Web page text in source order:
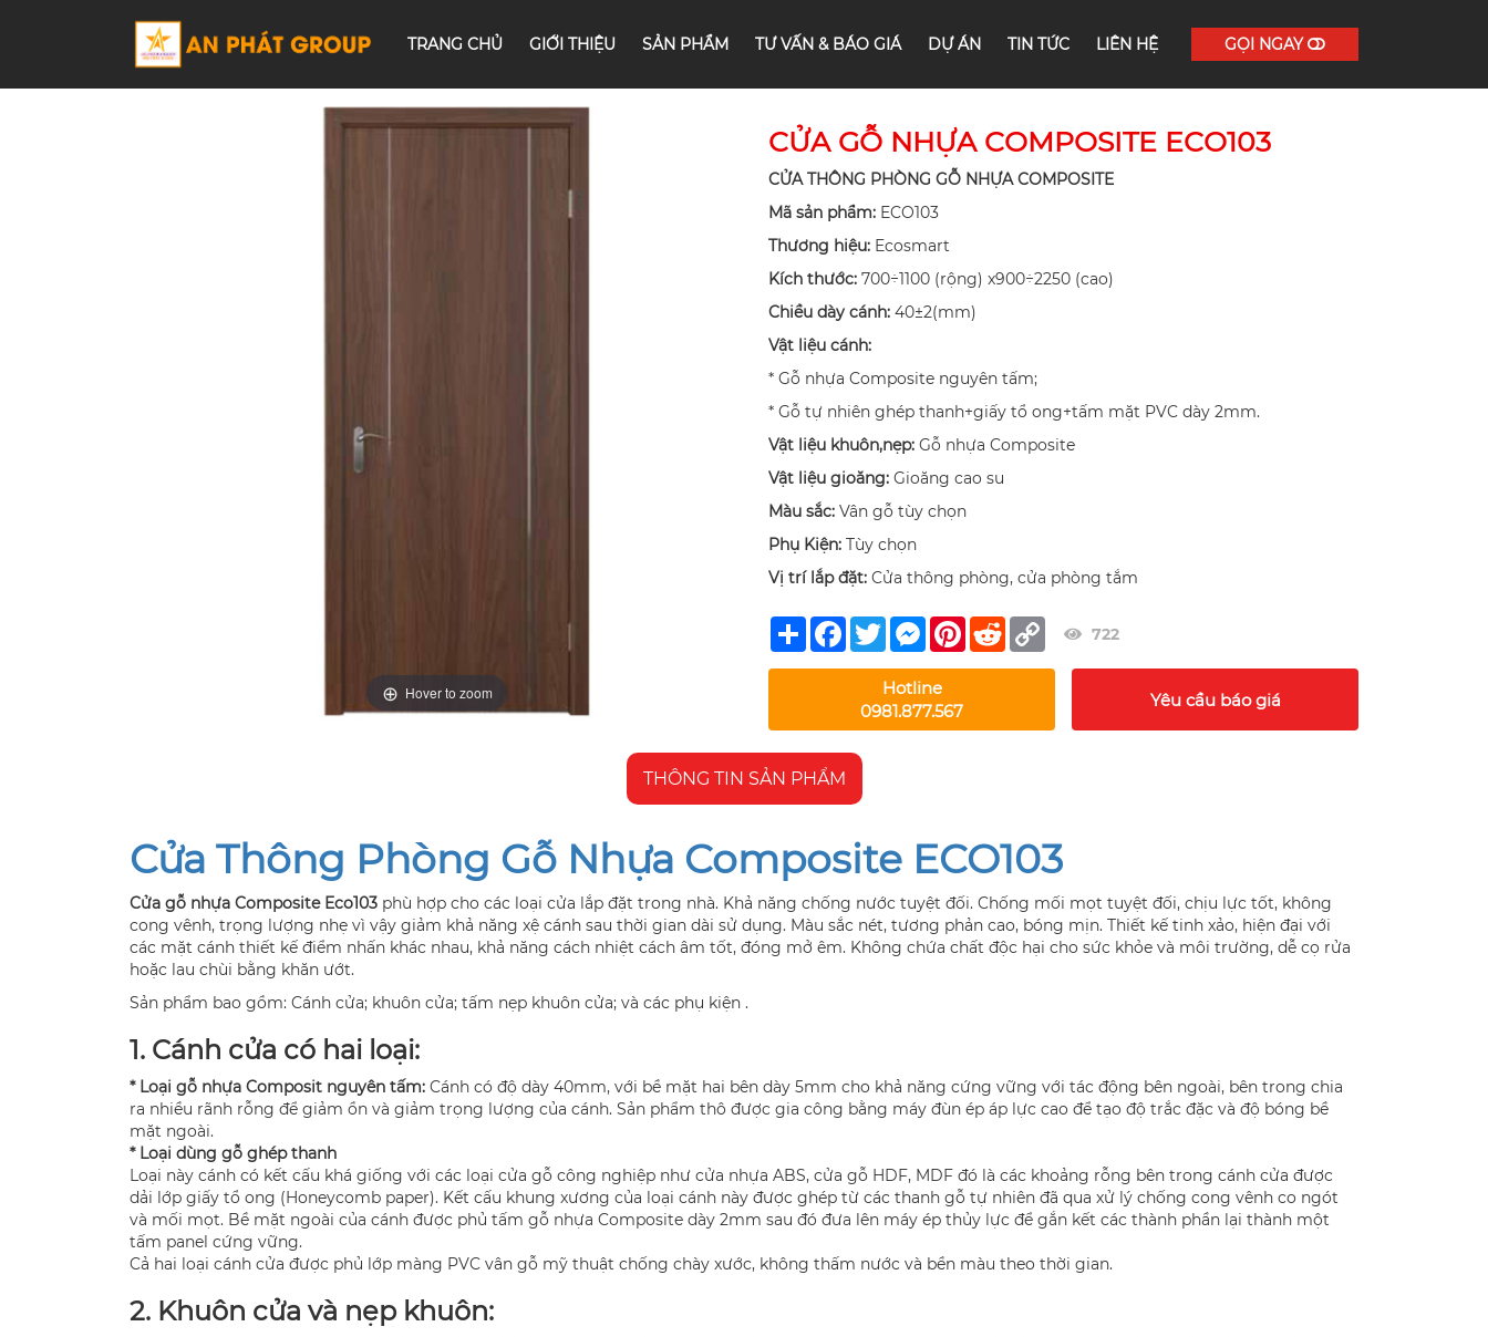
TRANG CHỦ GIỚI THIỆU SẢN PHẨM TƯ VẤN & BÁO GIÁ DỰ ÁN TIN TỨC LIÊN HỆ GỌI NGAY
Hover to zoom
CỬA GỖ NHỰA COMPOSITE ECO103
CỬA THÔNG PHÒNG GỖ NHỰA COMPOSITE
Mã sản phẩm: ECO103
Thương hiệu: Ecosmart
Kích thước:700÷1100 (rộng) x900÷2250 (cao)
Chiều dày cánh:40±2(mm)
Vật liệu cánh:
* Gỗ nhựa Composite nguyên tấm;
* Gỗ tự nhiên ghép thanh+giấy tổ ong+tấm mặt PVC dày 2mm.
Vật liệu khuôn,nẹp: Gỗ nhựa Composite
Vật liệu gioăng: Gioăng cao su
Màu sắc: Vân gỗ tùy chọn
Phụ Kiện: Tùy chọn
Vị trí lắp đặt: Cửa thông phòng, cửa phòng tắm
ShareFacebook
TwitterMessenger
Pinterest
Reddit Copy
Link
722
Hotline
0981.877.567
Yêu cầu báo giá
THÔNG TIN SẢN PHẨM
Cửa Thông Phòng Gỗ Nhựa Composite ECO103
Cửa gỗ nhựa Composite Eco103 phù hợp cho các loại cửa lắp đặt trong nhà. Khả năng chống nước tuyệt đối. Chống mối mọt tuyệt đối, chịu lực tốt, không
cong vênh, trọng lượng nhẹ vì vậy giảm khả năng xệ cánh sau thời gian dài sử dụng. Màu sắc nét, tương phản cao, bóng mịn. Thiết kế tinh xảo, hiện đại với
các mặt cánh thiết kế điểm nhấn khác nhau, khả năng cách nhiệt cách âm tốt, đóng mở êm. Không chứa chất độc hại cho sức khỏe và môi trường, dễ cọ rửa
hoặc lau chùi bằng khăn ướt.
Sản phẩm bao gồm: Cánh cửa; khuôn cửa; tấm nẹp khuôn cửa; và các phụ kiện .
1. Cánh cửa có hai loại:
* Loại gỗ nhựa Composit nguyên tấm: Cánh có độ dày 40mm, với bề mặt hai bên dày 5mm cho khả năng cứng vững với tác động bên ngoài, bên trong chia
ra nhiều rãnh rỗng để giảm ồn và giảm trọng lượng của cánh. Sản phẩm thô được gia công bằng máy đùn ép áp lực cao để tạo độ trắc đặc và độ bóng bề
mặt ngoài.
* Loại dùng gỗ ghép thanh
Loại này cánh có kết cấu khá giống với các loại cửa gỗ công nghiệp như cửa nhựa ABS, cửa gỗ HDF, MDF đó là các khoảng rỗng bên trong cánh cửa được
dải lớp giấy tổ ong (Honeycomb paper). Kết cấu khung xương của loại cánh này được ghép từ các thanh gỗ tự nhiên đã qua xử lý chống cong vênh co ngót
và mối mọt. Bề mặt ngoài của cánh được phủ tấm gỗ nhựa Composite dày 2mm sau đó đưa lên máy ép thủy lực để gắn kết các thành phần lại thành một
tấm panel cứng vững.
Cả hai loại cánh cửa được phủ lớp màng PVC vân gỗ mỹ thuật chống chày xước, không thấm nước và bền màu theo thời gian.
2. Khuôn cửa và nẹp khuôn: